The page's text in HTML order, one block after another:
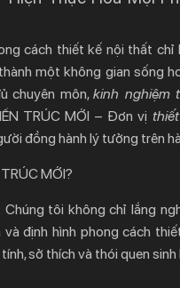
cách thiết kế nội thất chỉ
một không gian sống
chuyên môn, kinh nghiệm
TRÚC MỚI – Đơn vị
đồng hành lý tưởng trên
MỚI?
Chúng tôi không chỉ lắng
định hình phong cách
sở thích và thói quen